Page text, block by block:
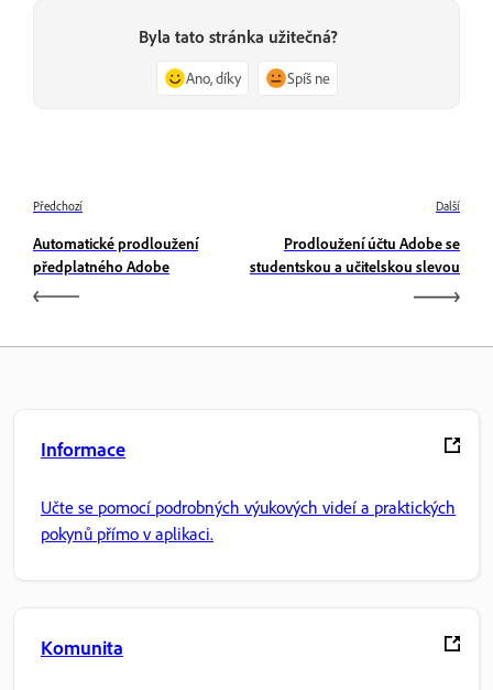
Byla tato stránka užitečná?
Ano, díky Spíš ne
Předchozí
Automatické prodloužení
předplatného Adobe
Další
Prodloužení účtu Adobe se
studentskou a učitelskou slevou
Informace
Učte se pomocí podrobných výukových videí a praktických
pokynů přímo v aplikaci.
Komunita